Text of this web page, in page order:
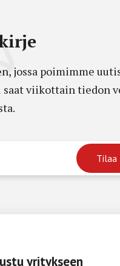
jossa poimimme
saat viikottain tiedon
yritykseen